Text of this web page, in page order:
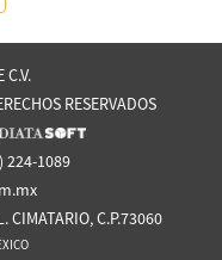
C.V.
RESERVADOS
224-1089
CIMATARIO, C.P.73060